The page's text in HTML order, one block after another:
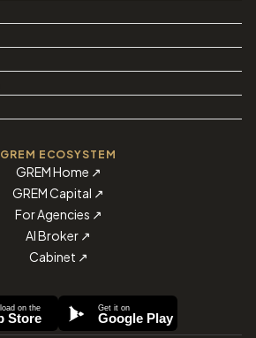
GREM ECOSYSTEM
GREM Home ↗
GREM Capital ↗
For Agencies ↗
AI Broker ↗
Cabinet ↗
on the
Store
Get it on
Google Play